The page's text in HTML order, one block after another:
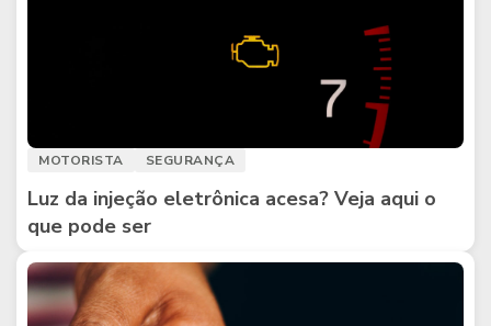
MOTORISTA SEGURANÇA
Luz da injeção eletrônica acesa? Veja aqui o
que pode ser